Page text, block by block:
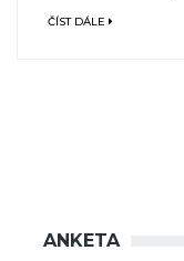
ČÍST DÁLE
ANKETA